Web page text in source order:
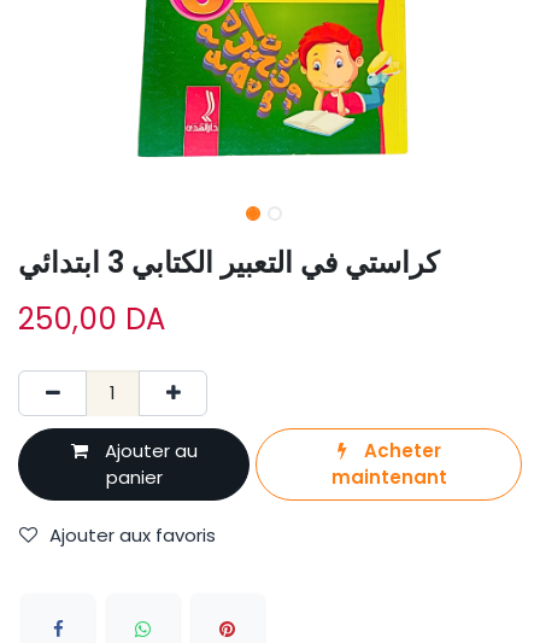
كراستي في التعبير الكتابي 3 ابتدائي
250,00 DA
Ajouter au
panier
Acheter
maintenant
Ajouter aux favoris